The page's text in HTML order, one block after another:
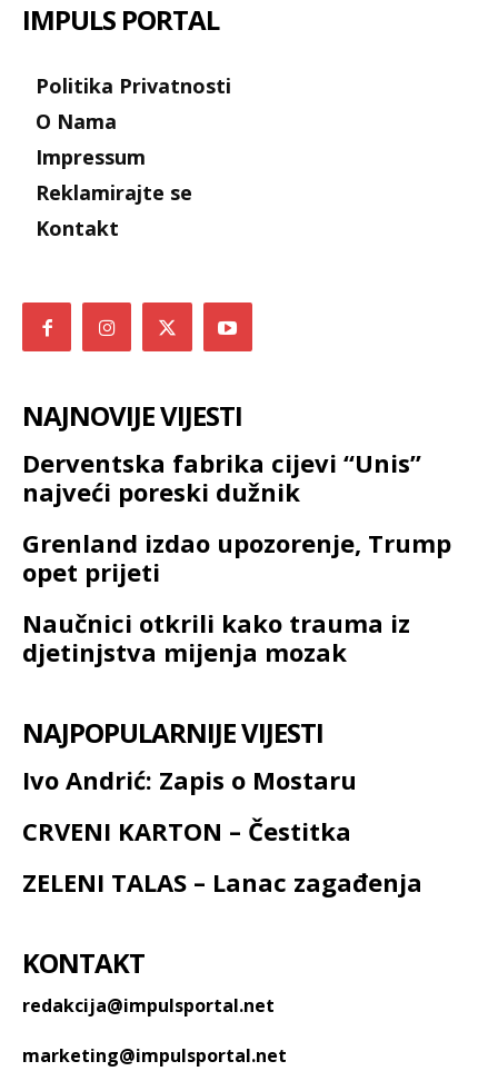
IMPULS PORTAL
Politika Privatnosti
O Nama
Impressum
Reklamirajte se
Kontakt
NAJNOVIJE VIJESTI
Derventska fabrika cijevi “Unis”
najveći poreski dužnik
Grenland izdao upozorenje, Trump
opet prijeti
Naučnici otkrili kako trauma iz
djetinjstva mijenja mozak
NAJPOPULARNIJE VIJESTI
Ivo Andrić: Zapis o Mostaru
CRVENI KARTON – Čestitka
ZELENI TALAS – Lanac zagađenja
KONTAKT
redakcija@impulsportal.net
marketing@impulsportal.net